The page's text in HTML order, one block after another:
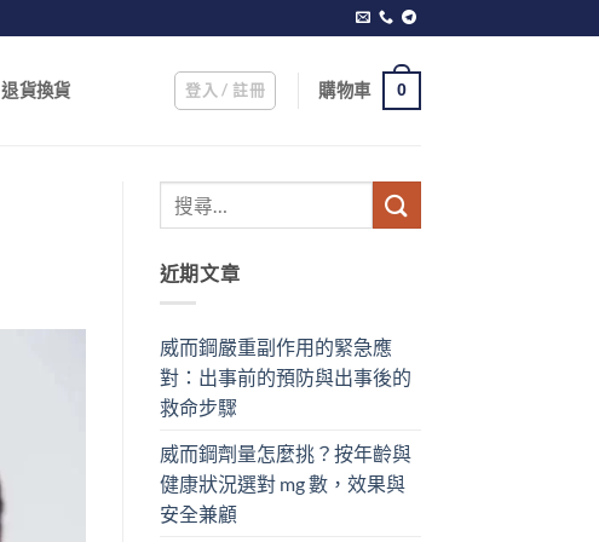
退貨換貨 登入 / 註冊 購物車 0
近期文章
威而鋼嚴重副作用的緊急應
對：出事前的預防與出事後的
救命步驟
威而鋼劑量怎麼挑？按年齡與
健康狀況選對 mg 數，效果與
安全兼顧